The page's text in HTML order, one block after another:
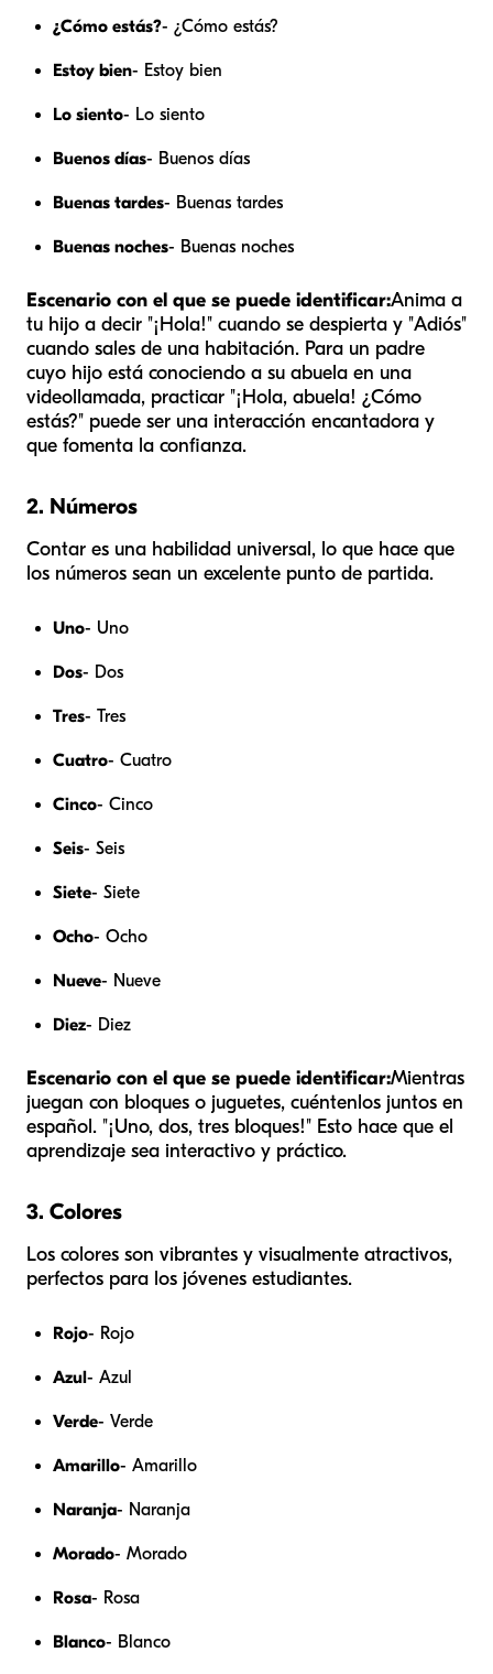
¿Cómo estás?- ¿Cómo estás?
Estoy bien- Estoy bien
Lo siento- Lo siento
Buenos días- Buenos días
Buenas tardes- Buenas tardes
Buenas noches- Buenas noches
Escenario con el que se puede identificar:Anima a
tu hijo a decir "¡Hola!" cuando se despierta y "Adiós"
cuando sales de una habitación. Para un padre
cuyo hijo está conociendo a su abuela en una
videollamada, practicar "¡Hola, abuela! ¿Cómo
estás?" puede ser una interacción encantadora y
que fomenta la confianza.
2. Números
Contar es una habilidad universal, lo que hace que
los números sean un excelente punto de partida.
Uno- Uno
Dos- Dos
Tres- Tres
Cuatro- Cuatro
Cinco- Cinco
Seis- Seis
Siete- Siete
Ocho- Ocho
Nueve- Nueve
Diez- Diez
Escenario con el que se puede identificar:Mientras
juegan con bloques o juguetes, cuéntenlos juntos en
español. "¡Uno, dos, tres bloques!" Esto hace que el
aprendizaje sea interactivo y práctico.
3. Colores
Los colores son vibrantes y visualmente atractivos,
perfectos para los jóvenes estudiantes.
Rojo- Rojo
Azul- Azul
Verde- Verde
Amarillo- Amarillo
Naranja- Naranja
Morado- Morado
Rosa- Rosa
Blanco- Blanco